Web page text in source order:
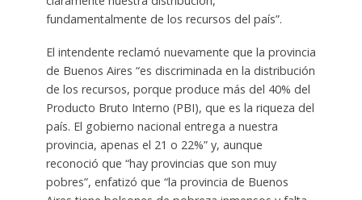
fundamentalmente de los recursos del país”.
El intendente reclamó nuevamente que la provincia
de Buenos Aires “es discriminada en la distribución
de los recursos, porque produce más del 40% del
Producto Bruto Interno (PBI), que es la riqueza del
país. El gobierno nacional entrega a nuestra
provincia, apenas el 21 o 22%” y, aunque
reconoció que “hay provincias que son muy
pobres”, enfatizó que “la provincia de Buenos